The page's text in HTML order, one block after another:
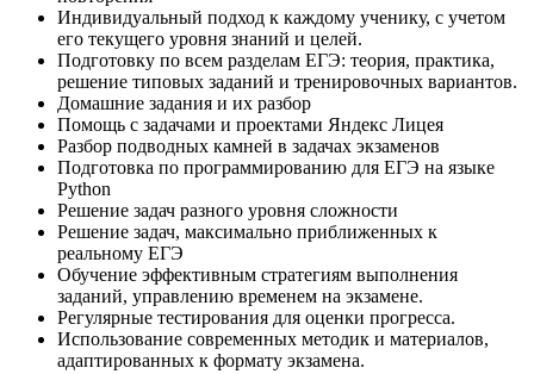
Индивидуальный подход к каждому ученику, с учетом
его текущего уровня знаний и целей.
Подготовку по всем разделам ЕГЭ: теория, практика,
решение типовых заданий и тренировочных вариантов.
Домашние задания и их разбор
Помощь с задачами и проектами Яндекс Лицея
Разбор подводных камней в задачах экзаменов
Подготовка по программированию для ЕГЭ на языке
Python
Решение задач разного уровня сложности
Решение задач, максимально приближенных к
реальному ЕГЭ
Обучение эффективным стратегиям выполнения
заданий, управлению временем на экзамене.
Регулярные тестирования для оценки прогресса.
Использование современных методик и материалов,
адаптированных к формату экзамена.